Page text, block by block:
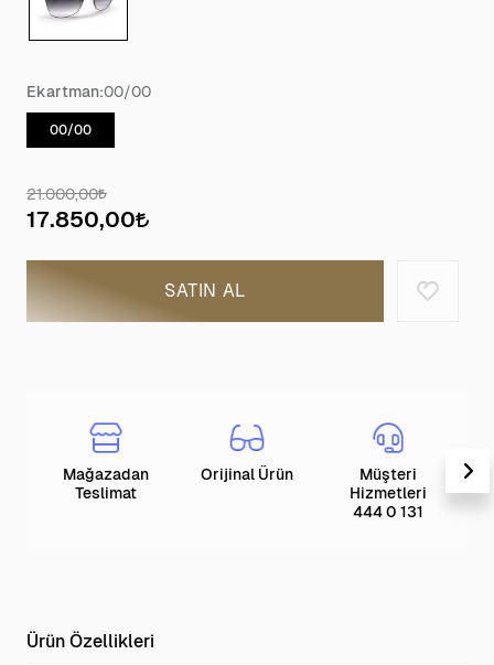
Ekartman:00/00
00/00
21.000,00
17.850,00
SATIN AL
Mağazadan
Teslimat
Orijinal Ürün
Müşteri
Hizmetleri
444 0 131